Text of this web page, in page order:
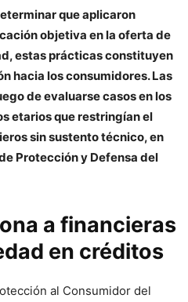
que aplicaron
objetiva en la oferta de
estas prácticas constituyen
hacia los consumidores. Las
de evaluarse casos en los
etarios que restringían el
sin sustento técnico, en
Protección y Defensa del
a financieras
en créditos
al Consumidor del